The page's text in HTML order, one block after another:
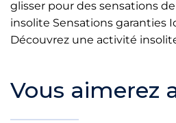
glisser pour des sensations
insolite Sensations garanties
Découvrez une activité
Vous aimerez